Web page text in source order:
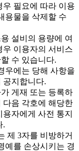
필요에 따라 이용
용물을 삭제할 수
설비의 용량에 여
우 이용자의 서비스
수 있습니다.
우에는 당해 사항을
공지합니다.
게재 또는 등록하
다음 각호에 해당한
자에게 사전 통지
.
제 3자를 비방하거
예를 손상시키는 경